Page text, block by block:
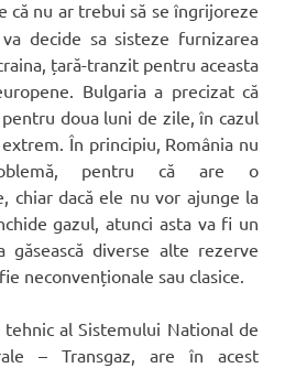
că nu ar trebui să se îngrijoreze
decide sa sisteze furnizarea
țară-tranzit pentru aceasta
Bulgaria a precizat că
doua luni de zile, în cazul
În principiu, România nu
pentru că are o
chiar dacă ele nu vor ajunge la
gazul, atunci asta va fi un
găsească diverse alte rezerve
neconvenționale sau clasice.
al Sistemului National de
– Transgaz, are în acest